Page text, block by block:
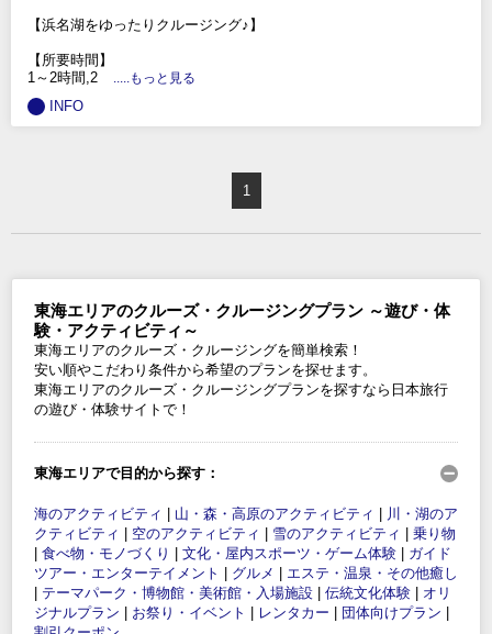
【浜名湖をゆったりクルージング♪】
【所要時間】
1～2時間,2
.....もっと見る
INFO
1
東海エリアのクルーズ・クルージングプラン ～遊び・体
験・アクティビティ～
東海エリアのクルーズ・クルージングを簡単検索！
安い順やこだわり条件から希望のプランを探せます。
東海エリアのクルーズ・クルージングプランを探すなら日本旅行
の遊び・体験サイトで！
東海エリアで目的から探す：
海のアクティビティ 山・森・高原のアクティビティ
川・湖のア
クティビティ
空のアクティビティ 雪のアクティビティ
乗り物
食べ物・モノづくり 文化・屋内スポーツ・ゲーム体験
ガイド
ツアー・エンターテイメント
グルメ
エステ・温泉・その他癒し
テーマパーク・博物館・美術館・入場施設 伝統文化体験
オリ
ジナルプラン
お祭り・イベント レンタカー 団体向けプラン